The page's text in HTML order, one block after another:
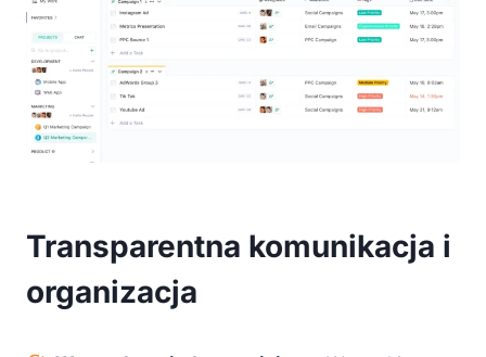
Transparentna komunikacja i
organizacja